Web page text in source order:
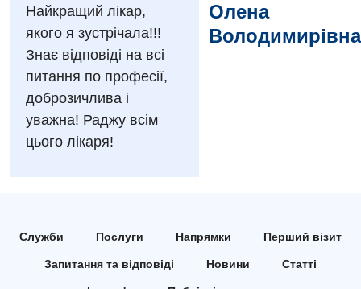
Енциклопедія
Відгуки
Ендоскопічне відділення
Інструментальна діагностика
Рентгенографія
УЗД
Декларування
Російська
Найкращий лікар,
якого я зустрічала!!!
Знає відповіді на всі
питання по професії,
доброзичлива і
уважна! Раджу всім
цього лікаря!
Олена
Володимирівна
Служби Послуги Напрямки Перший візит
Запитання та відповіді Новини Статті